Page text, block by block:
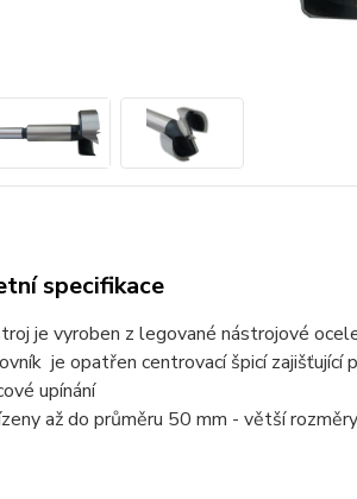
specifikace
je vyroben z legované nástrojové
je opatřen centrovací špicí
upínání
až do průměru 50 mm - větší